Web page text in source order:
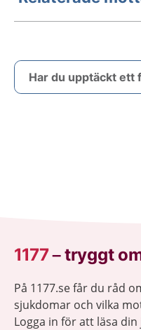
Har du upptäckt ett
1177–tryggt
På 1177.se får du råd
sjukdomar och vilka
Logga in för att läsa